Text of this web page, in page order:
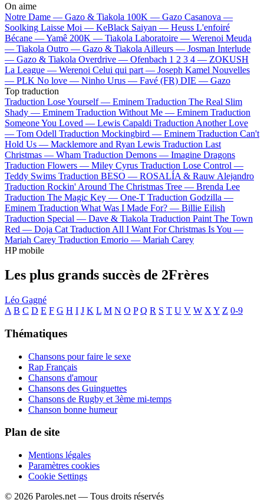
On aime
Notre Dame — Gazo & Tiakola 100K — Gazo Casanova —
Soolking Laisse Moi — KeBlack Saiyan — Heuss L'enfoiré
Bécane —Yamê 200K — Tiakola Laboratoire — Werenoi Meuda
— Tiakola Outro — Gazo & Tiakola Ailleurs — Josman Interlude
— Gazo & Tiakola Overdrive — Ofenbach 1 2 3 4 — ZOKUSH
La League — Werenoi Celui qui part — Joseph Kamel Nouvelles
— PLK No love — Ninho Urus — Favé (FR) DIE — Gazo
Top traduction
Traduction Lose Yourself — Eminem Traduction The Real Slim
Shady — Eminem Traduction Without Me — Eminem Traduction
Someone You Loved — Lewis Capaldi Traduction Another Love
— Tom Odell Traduction Mockingbird — Eminem Traduction Can't
Hold Us — Macklemore and Ryan Lewis Traduction Last
Christmas — Wham Traduction Demons — Imagine Dragons
Traduction Flowers — Miley Cyrus Traduction Lose Control —
Teddy Swims Traduction BESO — ROSALÍA & Rauw Alejandro
Traduction Rockin' Around The Christmas Tree — Brenda Lee
Traduction The Magic Key — One-T Traduction Godzilla —
Eminem Traduction What Was I Made For? — Billie Eilish
Traduction Special — Dave & Tiakola Traduction Paint The Town
Red — Doja Cat Traduction All I Want For Christmas Is You —
Mariah Carey Traduction Emorio — Mariah Carey
HP mobile
Les plus grands succès de 2Frères
Léo Gagné
A B C D E F G H I J K L M N O P Q R S T U V W X Y Z 0-9
Thématiques
Chansons pour faire le sexe
Rap Français
Chansons d'amour
Chansons des Guinguettes
Chansons de Rugby et 3ème mi-temps
Chanson bonne humeur
Plan de site
Mentions légales
Paramètres cookies
Cookie Settings
© 2026 Paroles.net — Tous droits réservés